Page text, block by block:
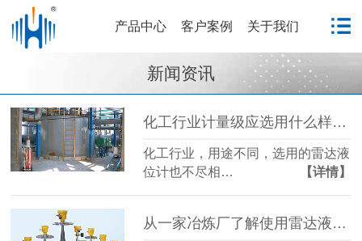
产品中心 客户案例 关于我们
新闻资讯
化工行业计量级应选用什么样的雷达液位计
化工行业，用途不同，选用的雷达液
位计也不尽相…
【详情】
从一家冶炼厂了解使用雷达液位计需要注意的内容